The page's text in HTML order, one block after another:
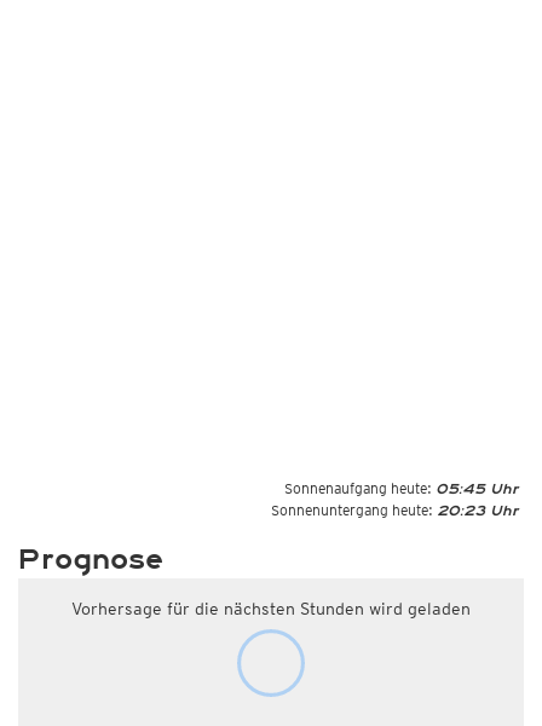
Sonnenaufgang heute: 05:45 Uhr
Sonnenuntergang heute: 20:23 Uhr
Prognose
Vorhersage für die nächsten Stunden wird geladen